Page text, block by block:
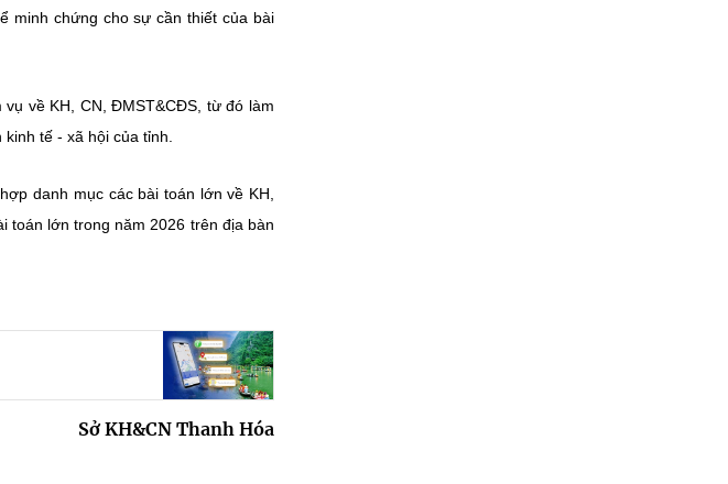
minh chứng cho sự cần thiết của bài
về KH, CN, ĐMST&CĐS, từ đó làm
tế - xã hội của tỉnh.
danh mục các bài toán lớn về KH,
toán lớn trong năm 2026 trên địa bàn
Sở KH&CN Thanh Hóa